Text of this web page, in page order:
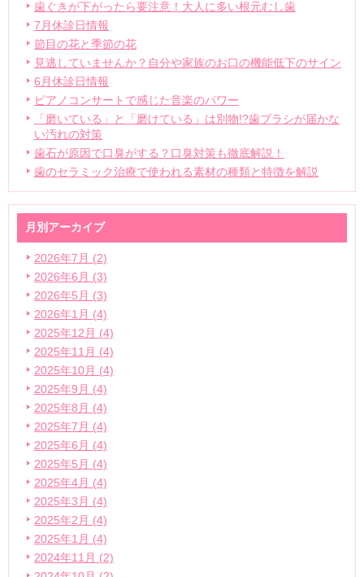
歯ぐきが下がったら要注意！大人に多い根元むし歯
7月休診日情報
節目の花と季節の花
見逃していませんか？自分や家族のお口の機能低下のサイン
6月休診日情報
ピアノコンサートで感じた音楽のパワー
「磨いている」と「磨けている」は別物!?歯ブラシが届かな
い汚れの対策
歯石が原因で口臭がする？口臭対策も徹底解説！
歯のセラミック治療で使われる素材の種類と特徴を解説
月別アーカイブ
2026年7月 (2)
2026年6月 (3)
2026年5月 (3)
2026年1月 (4)
2025年12月 (4)
2025年11月 (4)
2025年10月 (4)
2025年9月 (4)
2025年8月 (4)
2025年7月 (4)
2025年6月 (4)
2025年5月 (4)
2025年4月 (4)
2025年3月 (4)
2025年2月 (4)
2025年1月 (4)
2024年11月 (2)